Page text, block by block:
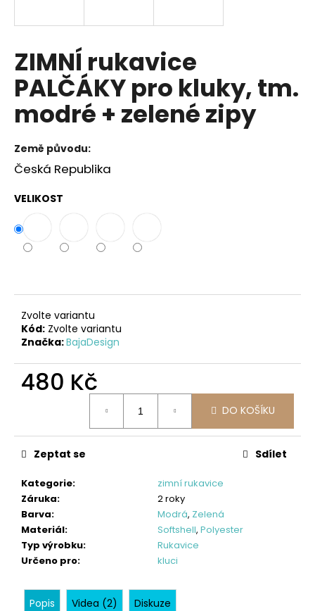
ZIMNÍ rukavice
PALČÁKY pro kluky, tm.
modré + zelené zipy
Země původu:
Česká Republika
VELIKOST
Zvolte variantu
Kód: Zvolte variantu
Značka:BajaDesign
480 Kč
DO KOŠÍKU
Kategorie:
zimní rukavice
Záruka:
2 roky
Barva: Modrá, Zelená
Materiál: Softshell, Polyester
Typ výrobku:
Rukavice
Určeno pro: kluci
Zeptat se Sdílet
Popis Videa (2) Diskuze
í
t
?
D
o
p
č
u
e
m
SOFTSHELLOVÁ
VESTA
PRO
TM.
MODRÁ
JARNÍ
PTÁČCI
448
Kč